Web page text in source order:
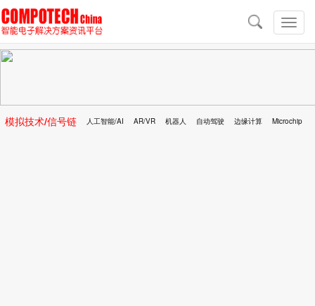
切
换
导
导
航
模拟技术/信号链 人工智能/AI AR/VR 机器人 自动驾驶 边缘计算 Microchip